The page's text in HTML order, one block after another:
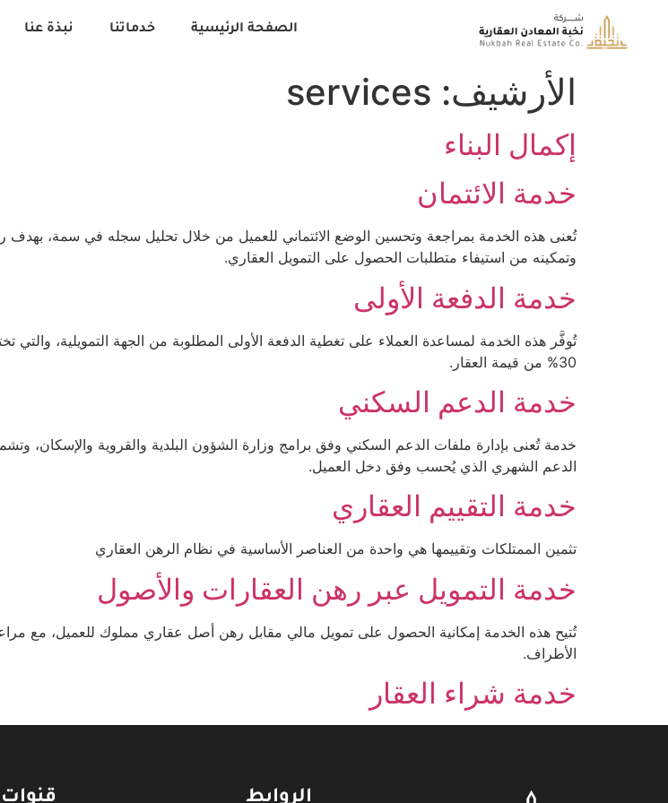
الصفحة الرئيسية خدماتنا نبذة عنا
الأرشيف: services
إكمال البناء
خدمة الائتمان
تُعنى هذه الخدمة بمراجعة وتحسين الوضع الائتماني للعميل من خلال تحليل سجله في سمة، بهدف رفع
وتمكينه من استيفاء متطلبات الحصول على التمويل العقاري.
خدمة الدفعة الأولى
30% من قيمة العقار.
خدمة الدعم السكني
الدعم الشهري الذي يُحسب وفق دخل العميل.
خدمة التقييم العقاري
تثمين الممتلكات وتقييمها هي واحدة من العناصر الأساسية في نظام الرهن العقاري
خدمة التمويل عبر رهن العقارات والأصول
تُتيح هذه الخدمة إمكانية الحصول على تمويل مالي مقابل رهن أصل عقاري مملوك للعميل، مع
الأطراف.
خدمة شراء العقار
الروابط